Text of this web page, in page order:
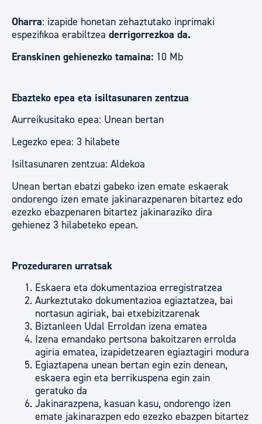
Oharra: izapide honetan zehaztutako inprimaki
espezifikoa erabiltzea derrigorrezkoa da.
Eranskinen gehienezko tamaina: 10 Mb
Ebazteko epea eta isiltasunaren zentzua
Aurreikusitako epea: Unean bertan
Legezko epea: 3 hilabete
Isiltasunaren zentzua: Aldekoa
Unean bertan ebatzi gabeko izen emate eskaerak
ondorengo izen emate jakinarazpenaren bitartez edo
ezezko ebazpenaren bitartez jakinaraziko dira
gehienez 3 hilabeteko epean.
Prozeduraren urratsak
Eskaera eta dokumentazioa erregistratzea
Aurkeztutako dokumentazioa egiaztatzea, bai
nortasun agiriak, bai etxebizitzarenak
Biztanleen Udal Erroldan izena ematea
Izena emandako pertsona bakoitzaren errolda
agiria ematea, izapidetzearen egiaztagiri modura
Egiaztapena unean bertan egin ezin denean,
eskaera egin eta berrikuspena egin zain
geratuko da
Jakinarazpena, kasuan kasu, ondorengo izen
emate jakinarazpen edo ezezko ebazpen bitartez